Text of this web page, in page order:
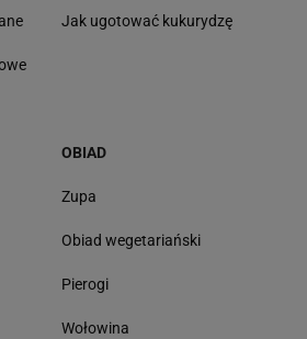
Jak ugotować kukurydzę
OBIAD
Zupa
Obiad wegetariański
Pierogi
Wołowina